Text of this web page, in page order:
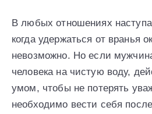
В любых отношениях
когда удержаться от вранья
невозможно. Но если
человека на чистую воду,
умом, чтобы не потерять
необходимо вести себя